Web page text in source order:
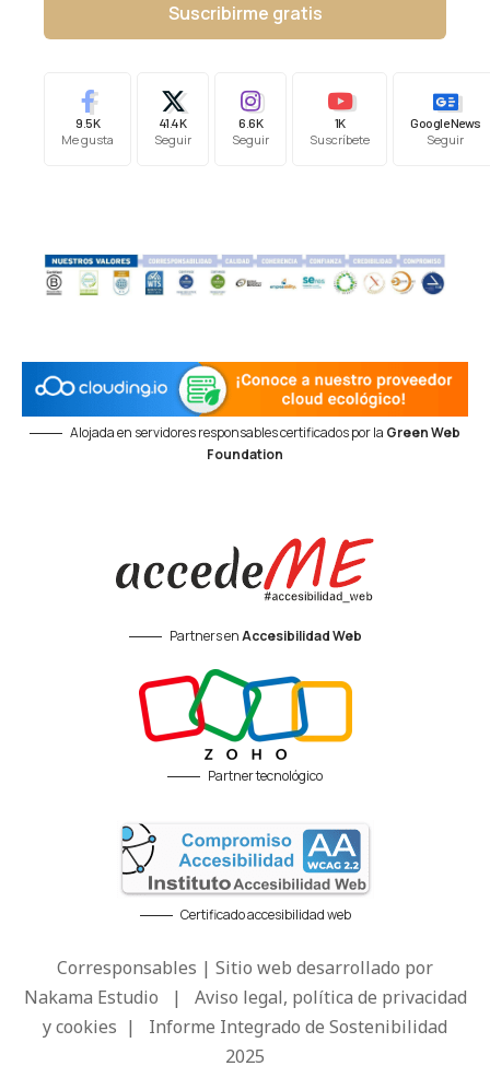
Suscribirme gratis
9.5K
Me gusta
41.4K
Seguir
6.6K
Seguir
1K
Suscríbete
Google News
Seguir
Alojada en servidores responsables certificados por la Green Web
Foundation
Partners enAccesibilidad Web
Partner tecnológico
Certificado accesibilidad web
Corresponsables | Sitio web desarrollado por
Nakama Estudio | Aviso legal, política de privacidad
y cookies | Informe Integrado de Sostenibilidad
2025